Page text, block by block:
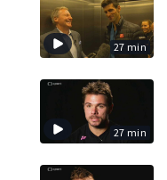
27 min
27 min